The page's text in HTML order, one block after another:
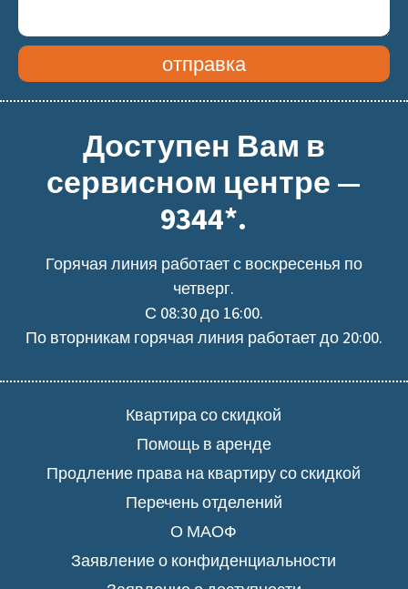
отправка
Доступен Вам в
сервисном центре —
9344*.
Горячая линия работает с воскресенья по
четверг.
С 08:30 до 16:00.
По вторникам горячая линия работает до 20:00.
Квартира со скидкой
Помощь в аренде
Продление права на квартиру со скидкой
Перечень отделений
О МАОФ
Заявление о конфиденциальности